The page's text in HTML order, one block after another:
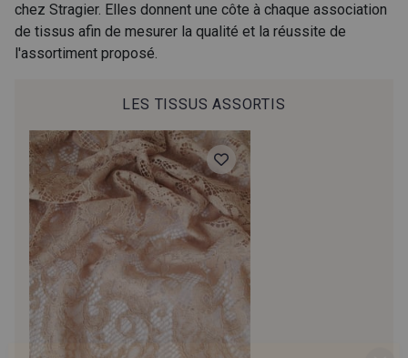
0039 - Blush 0249 - Sable
0112 - Fawn
0072 - Chocolate
0048 - Burnt Orange 0284 - Tangerine
0152 - Jaffa
chez Stragier. Elles donnent une côte à chaque association
de tissus afin de mesurer la qualité et la réussite de
l'assortiment proposé.
LES TISSUS ASSORTIS
Cadeau : 10% offerts sur votre